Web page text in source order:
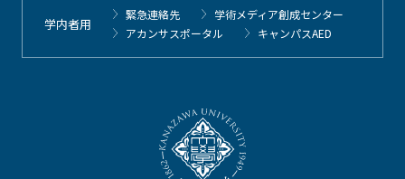
学内者用
緊急連絡先
学術メディア創成センター
アカンサスポータル
キャンパスAED